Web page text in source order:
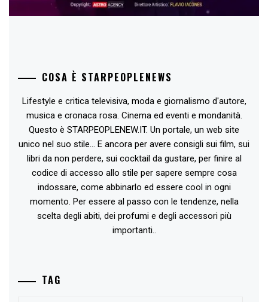
COSA È STARPEOPLENEWS
Lifestyle e critica televisiva, moda e giornalismo d'autore,
musica e cronaca rosa. Cinema ed eventi e mondanità.
Questo è STARPEOPLENEW.IT. Un portale, un web site
unico nel suo stile... E ancora per avere consigli sui film, sui
libri da non perdere, sui cocktail da gustare, per finire al
codice di accesso allo stile per sapere sempre cosa
indossare, come abbinarlo ed essere cool in ogni
momento. Per essere al passo con le tendenze, nella
scelta degli abiti, dei profumi e degli accessori più
importanti..
TAG